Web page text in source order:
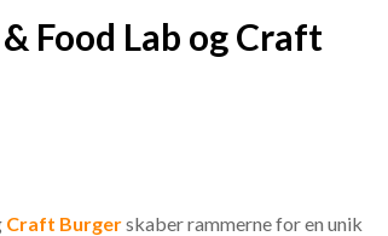
Food Lab og Craft
Craft Burgerskaber rammerne for en unik